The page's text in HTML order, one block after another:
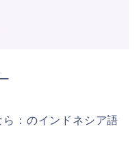
ら：のインドネシア語